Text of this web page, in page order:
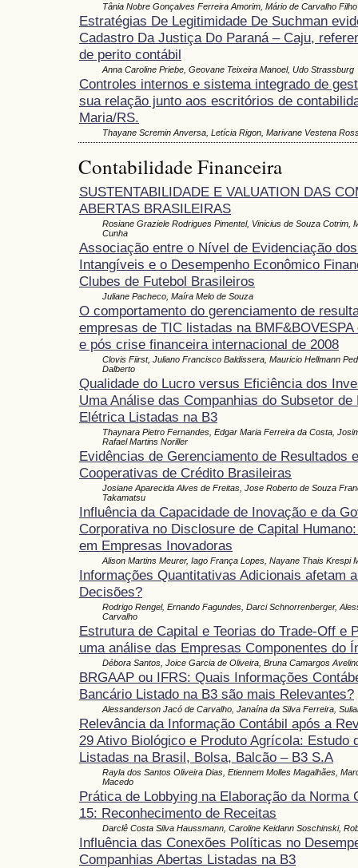
Tânia Nobre Gonçalves Ferreira Amorim, Mário de Carvalho Filho
Estratégias De Legitimidade De Suchman
Cadastro Da Justiça Do Paraná – Caju,
de perito contábil
Anna Caroline Priebe, Geovane Teixeira Manoel, Udo Strassburg
Controles internos e sistema integrado de
sua relação junto aos escritórios de
Maria/RS.
Thayane Scremin Anversa, Letícia Rigon, Marivane Vestena
Contabilidade Financeira
SUSTENTABILIDADE E VALUATION DAS
ABERTAS BRASILEIRAS
Rosiane Graziele Rodrigues Pimentel, Vinicius de Souza Cotrim,
Cunha
Associação entre o Nível de Evidenciação
Intangíveis e o Desempenho Econômico
Clubes de Futebol Brasileiros
Juliane Pacheco, Maíra Melo de Souza
O comportamento do gerenciamento de
empresas de TIC listadas na
e pós crise financeira internacional de 2008
Clovis Fiirst, Juliano Francisco Baldissera, Mauricio Hellmann
Dalberto
Qualidade do Lucro versus Eficiência dos
Uma Análise das Companhias do Subsetor de
Elétrica Listadas na B3
Thaynara Pietro Fernandes, Edgar Maria Ferreira da Costa,
Rafael Martins Noriller
Evidências de Gerenciamento de Resultados
Cooperativas de Crédito Brasileiras
Josiane Aparecida Alves de Freitas, Jose Roberto de Souza
Takamatsu
Influência da Capacidade de Inovação e da
Corporativa no Disclosure de Capital
em Empresas Inovadoras
Alison Martins Meurer, Iago França Lopes, Nayane Thais Krespi
Informações Quantitativas Adicionais afetam
Decisões?
Rodrigo Rengel, Ernando Fagundes, Darci Schnorrenberger,
Carvalho
Estrutura de Capital e Teorias do Trade-Off e
uma análise das Empresas Componentes do
Débora Santos, Joice Garcia de Oliveira, Bruna Camargos
BRGAAP ou IFRS: Quais Informações
Bancário Listado na B3 são mais Relevantes?
Alessanderson Jacó de Carvalho, Janaína da Silva Ferreira,
Relevância da Informação Contábil após a
29 Ativo Biológico e Produto Agrícola: Estudo
Listadas na Brasil, Bolsa, Balcão – B3 S.A
Rayla dos Santos Oliveira Dias, Etiennem Molles Magalhães,
Macedo
Prática de Lobbying na Elaboração da Norma
15: Reconhecimento de Receitas
Darclê Costa Silva Haussmann, Caroline Keidann Soschinski,
Influência das Conexões Políticas no
Companhias Abertas Listadas na B3